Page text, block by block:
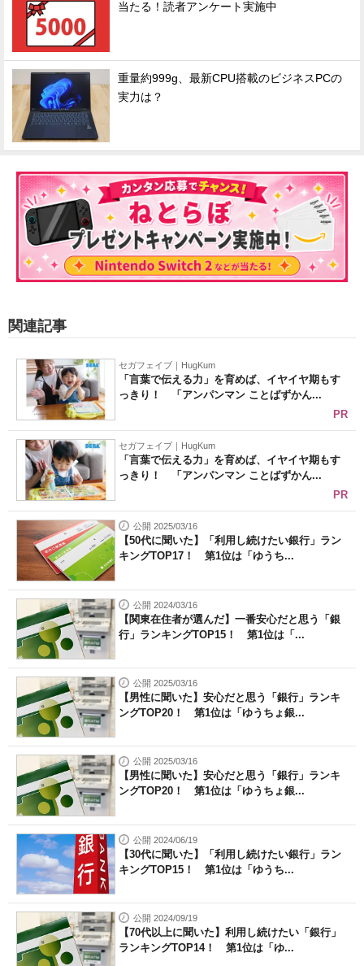
当たる！読者アンケート実施中
重量約999g、最新CPU搭載のビジネスPCの
実力は？
関連記事
セガフェイブ｜HugKum
「言葉で伝える力」を育めば、イヤイヤ期もす
っきり！ 「アンパンマン ことばずかん...
PR
セガフェイブ｜HugKum
「言葉で伝える力」を育めば、イヤイヤ期もす
っきり！ 「アンパンマン ことばずかん...
PR
公開 2025/03/16
【50代に聞いた】「利用し続けたい銀行」ラン
キングTOP17！ 第1位は「ゆうち...
公開 2024/03/16
【関東在住者が選んだ】一番安心だと思う「銀
行」ランキングTOP15！ 第1位は「...
公開 2025/03/16
【男性に聞いた】安心だと思う「銀行」ランキ
ングTOP20！ 第1位は「ゆうちょ銀...
公開 2025/03/16
【男性に聞いた】安心だと思う「銀行」ランキ
ングTOP20！ 第1位は「ゆうちょ銀...
公開 2024/06/19
【30代に聞いた】「利用し続けたい銀行」ラン
キングTOP15！ 第1位は「ゆうち...
公開 2024/09/19
【70代以上に聞いた】利用し続けたい「銀行」
ランキングTOP14！ 第1位は「ゆ...